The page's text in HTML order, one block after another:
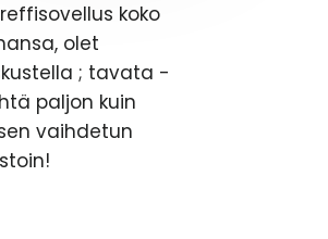
koko
olet
; tavata -
paljon kuin
vaihdetun